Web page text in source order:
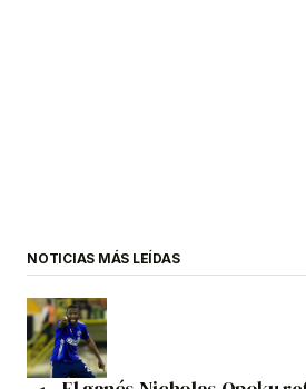
NOTICIAS MÁS LEÍDAS